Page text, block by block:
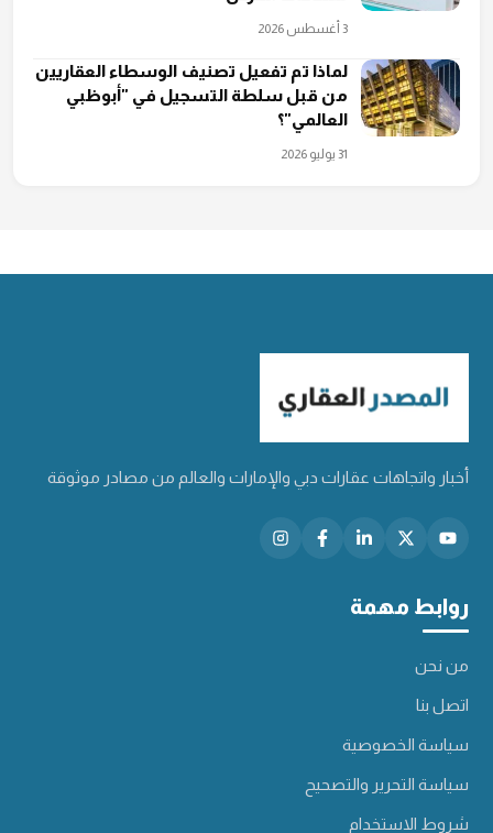
3 أغسطس 2026
لماذا تم تفعيل تصنيف الوسطاء العقاريين
من قبل ‏سلطة التسجيل في "أبوظبي
العالمي"؟
31 يوليو 2026
أخبار واتجاهات عقارات دبي والإمارات والعالم من مصادر موثوقة
روابط مهمة
من نحن
اتصل بنا
سياسة الخصوصية
سياسة التحرير والتصحيح
شروط الاستخدام